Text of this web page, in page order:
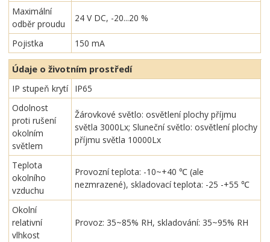
Maximální
odběr proudu
24 V DC, -20...20 %
Pojistka 150 mA
Údaje o životním prostředí
IP stupeň krytí
IP65
Odolnost
proti rušení
okolním
světlem
Žárovkové světlo: osvětlení plochy příjmu
světla 3000Lx; Sluneční světlo: osvětlení plochy
příjmu světla 10000Lx
Teplota
okolního
vzduchu
Provozní teplota: -10~+40 ℃ (ale
nezmrazené), skladovací teplota: -25 -+55 ℃
Okolní
relativní
vlhkost
Provoz: 35~85% RH, skladování: 35~95% RH